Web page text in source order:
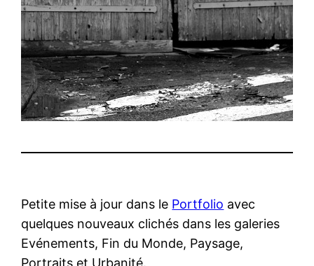
Petite mise à jour dans le Portfolio avec
quelques nouveaux clichés dans les galeries
Evénements, Fin du Monde, Paysage,
Portraits et Urbanité.